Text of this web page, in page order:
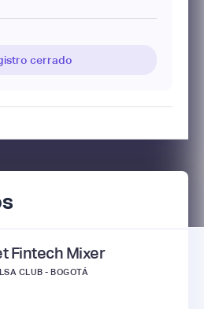
cerrado
Fintech Mixer
CLUB - BOGOTÁ